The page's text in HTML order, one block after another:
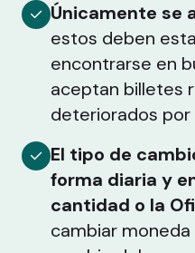
Únicamente se
estos deben
encontrarse en
aceptan billetes
deteriorados por
El tipo de
forma diaria y
cantidad o la
cambiar